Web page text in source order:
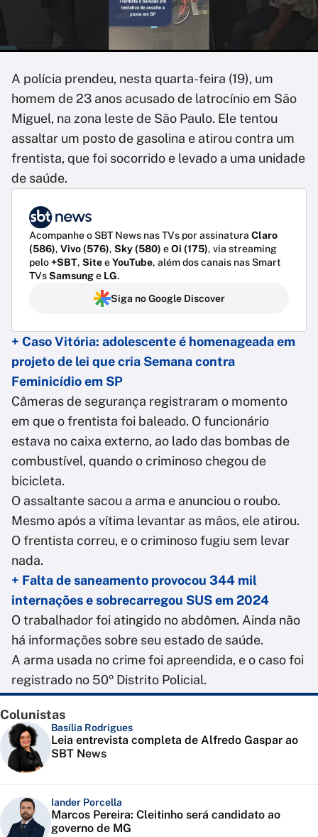
A polícia prendeu, nesta quarta-feira (19), um
homem de 23 anos acusado de latrocínio em São
Miguel, na zona leste de São Paulo. Ele tentou
assaltar um posto de gasolina e atirou contra um
frentista, que foi socorrido e levado a uma unidade
de saúde.
Acompanhe o SBT News nas TVs por assinatura Claro
(586), Vivo (576), Sky (580) eOi (175), via streaming
pelo+SBT, SiteeYouTube, além dos canais nas Smart
TVsSamsunge LG.
Siga no Google Discover
+ Caso Vitória: adolescente é homenageada em
projeto de lei que cria Semana contra
Feminicídio em SP
Câmeras de segurança registraram o momento
em que o frentista foi baleado. O funcionário
estava no caixa externo, ao lado das bombas de
combustível, quando o criminoso chegou de
bicicleta.
O assaltante sacou a arma e anunciou o roubo.
Mesmo após a vítima levantar as mãos, ele atirou.
O frentista correu, e o criminoso fugiu sem levar
nada.
+ Falta de saneamento provocou 344 mil
internações e sobrecarregou SUS em 2024
O trabalhador foi atingido no abdômen. Ainda não
há informações sobre seu estado de saúde.
A arma usada no crime foi apreendida, e o caso foi
registrado no 50º Distrito Policial.
Colunistas
Basília Rodrigues
Leia entrevista completa de Alfredo Gaspar ao
SBT News
Iander Porcella
Marcos Pereira: Cleitinho será candidato ao
governo de MG